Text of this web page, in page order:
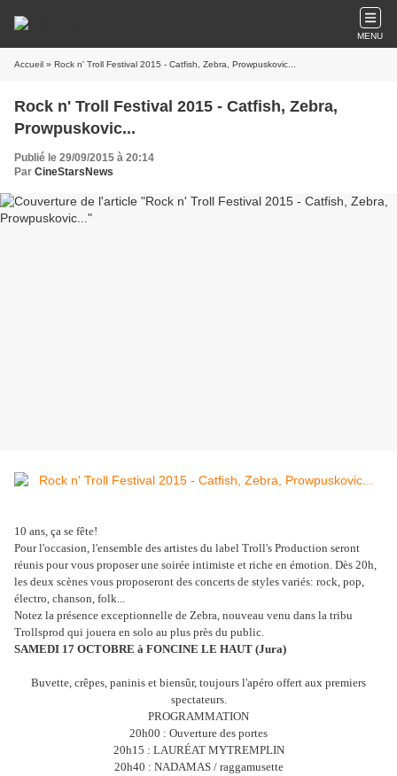
MENU
Accueil » Rock n' Troll Festival 2015 - Catfish, Zebra, Prowpuskovic...
Rock n' Troll Festival 2015 - Catfish, Zebra,
Prowpuskovic...
Publié le 29/09/2015 à 20:14
Par CineStarsNews
10 ans, ça se fête!
Pour l'occasion, l'ensemble des artistes du label Troll's Production seront
réunis pour vous proposer une soirée intimiste et riche en émotion. Dès 20h,
les deux scènes vous proposeront des concerts de styles variés: rock, pop,
électro, chanson, folk...
Notez la présence exceptionnelle de Zebra, nouveau venu dans la tribu
Trollsprod qui jouera en solo au plus près du public.
SAMEDI 17 OCTOBRE à FONCINE LE HAUT (Jura)
Buvette, crêpes, paninis et biensûr, toujours l'apéro offert aux premiers
spectateurs.
PROGRAMMATION
20h00 : Ouverture des portes
20h15 : LAURÉAT MYTREMPLIN
20h40 : NADAMAS / raggamusette